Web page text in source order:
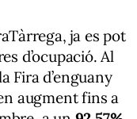
ja es pot
d’ocupació. Al
Fira d’enguany
augment fins a